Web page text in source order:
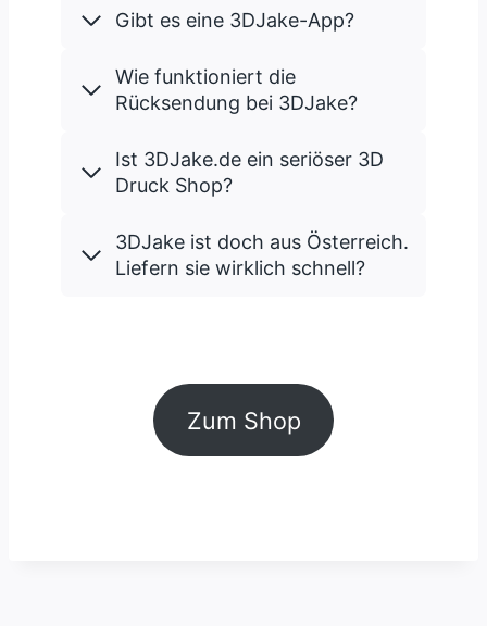
Gibt es eine 3DJake-App?
Wie funktioniert die
Rücksendung bei 3DJake?
Ist 3DJake.de ein seriöser 3D
Druck Shop?
3DJake ist doch aus Österreich.
Liefern sie wirklich schnell?
Zum Shop